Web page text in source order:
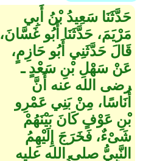
حَدَّثَنَا سَعِيدُ بْنُ أَبِي
مَرْيَمَ، حَدَّثَنَا أَبُو غَسَّانَ،
قَالَ حَدَّثَنِي أَبُو حَازِمٍ،
عَنْ سَهْلِ بْنِ سَعْدٍ ـ
رضى الله عنه أَنَّ
أُنَاسًا، مِنْ بَنِي عَمْرِو
بْنِ عَوْفٍ كَانَ بَيْنَهُمْ
شَىْءٌ، فَخَرَجَ إِلَيْهِمُ
النَّبِيُّ صلى الله عليه